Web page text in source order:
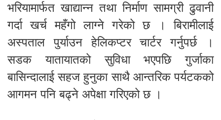
भरियामार्फत खाद्यान्न तथा निर्माण सामग्री ढुवानी
गर्दा खर्च महँगो लाग्ने गरेको छ । बिरामीलाई
अस्पताल पुर्याउन हेलिकप्टर चार्टर गर्नुपर्छ ।
सडक यातायातको सुविधा भएपछि गुर्जाका
बासिन्दालाई सहज हुनुका साथै आन्तरिक पर्यटकको
आगमन पनि बढ्ने अपेक्षा गरिएको छ ।